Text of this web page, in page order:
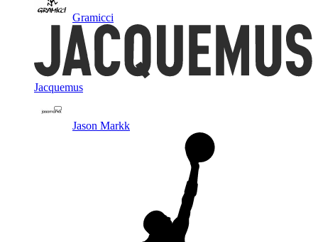
Gramicci
Jacquemus
Jason Markk